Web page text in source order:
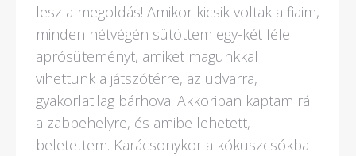
lesz a megoldás! Amikor kicsik voltak a fiaim,
minden hétvégén sütöttem egy-két féle
aprósüteményt, amiket magunkkal
vihettünk a játszótérre, az udvarra,
gyakorlatilag bárhova. Akkoriban kaptam rá
a zabpehelyre, és amibe lehetett,
beletettem. Karácsonykor a kókuszcsókba